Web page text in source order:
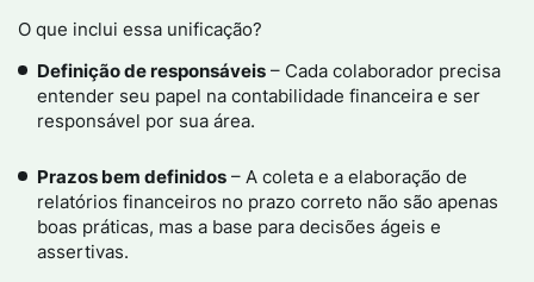
O que inclui essa unificação?
Definição de responsáveis– Cada colaborador precisa
entender seu papel na contabilidade financeira e ser
responsável por sua área.
Prazos bem definidos– A coleta e a elaboração de
relatórios financeiros no prazo correto não são apenas
boas práticas, mas a base para decisões ágeis e
assertivas.